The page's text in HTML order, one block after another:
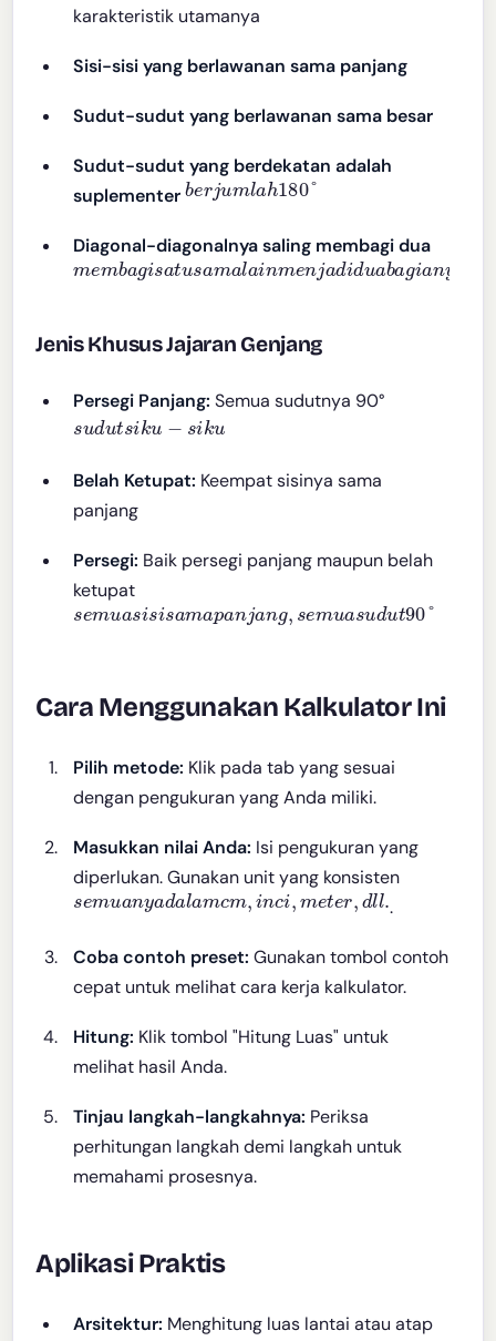
karakteristik utamanya
Sisi-sisi yang berlawanan sama panjang
Sudut-sudut yang berlawanan sama besar
Sudut-sudut yang berdekatan adalah
suplementer
berjumlah180°
Diagonal-diagonalnya saling membagi dua
membagisatusamalainmenjadiduabagiany
Jenis Khusus Jajaran Genjang
Persegi Panjang: Semua sudutnya 90°
sudutsiku −s ku
Belah Ketupat: Keempat sisinya sama
panjang
Persegi: Baik persegi panjang maupun belah
ketupat
semuasisisamapanjang, emuasudut90°
Cara Menggunakan Kalkulator Ini
Pilih metode: Klik pada tab yang sesuai
dengan pengukuran yang Anda miliki.
Masukkan nilai Anda: Isi pengukuran yang
diperlukan. Gunakan unit yang konsisten
semuanyadalamcm inci,meter,d l. .
Coba contoh preset: Gunakan tombol contoh
cepat untuk melihat cara kerja kalkulator.
Hitung: Klik tombol "Hitung Luas" untuk
melihat hasil Anda.
Tinjau langkah-langkahnya: Periksa
perhitungan langkah demi langkah untuk
memahami prosesnya.
Aplikasi Praktis
Arsitektur: Menghitung luas lantai atau atap